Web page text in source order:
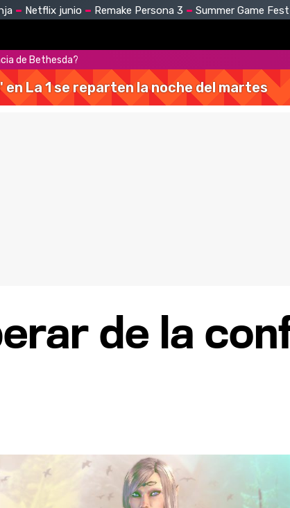
Netflix junio Remake Persona 3 Summer Game
de Bethesda?
La 1 se reparten la noche del martes
de la